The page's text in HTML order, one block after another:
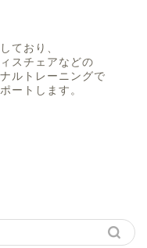
ており、
スチェアなどの
ルトレーニングで
ートします。